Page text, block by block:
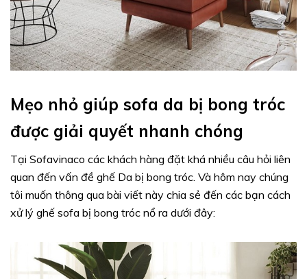
Mẹo nhỏ giúp sofa da bị bong tróc
được giải quyết nhanh chóng
Tại Sofavinaco các khách hàng đặt khá nhiều câu hỏi liên
quan đến vấn đề ghế Da bị bong tróc. Và hôm nay chúng
tôi muốn thông qua bài viết này chia sẻ đến các bạn cách
xử lý ghế sofa bị bong tróc nổ ra dưới đây: